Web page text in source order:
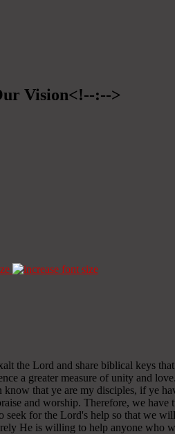
Vision<!--:-->
the Lord and share biblical keys
a greater measure of unity and
that ye are my disciples, if ye
and worship. Therefore, we
for the Lord's help so that we
He is willing to help anyone who